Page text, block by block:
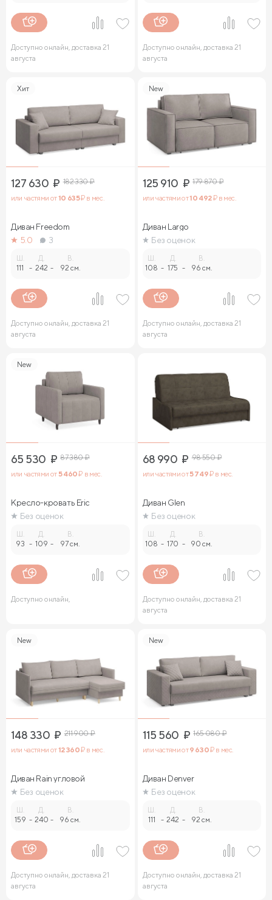
Доступно онлайн, доставка 21
августа
Доступно онлайн, доставка 21
августа
Хит
127 630 ₽ 182 330₽
или частями от10 635₽ в мес.
Диван Freedom
5.0
3
111 -
Д.
242 -
В.
92 см.
Доступно онлайн, доставка 21
августа
New
125 910 ₽ 179 870₽
или частями от10 492₽ в мес.
Диван Largo
Без оценок
108 -
Д.
175 -
В.
96 см.
Доступно онлайн, доставка 21
августа
New
65 530 ₽ 87 380₽
или частями от5 460₽ в мес.
Кресло-кровать Eric
Без оценок
93 -
Д.
109 -
В.
97 см.
Доступно онлайн,
68 990 ₽ 98 550₽
или частями от5 749₽ в мес.
Диван Glen
Без оценок
108 -
Д.
170 -
В.
90 см.
Доступно онлайн, доставка 21
августа
New
148 330 ₽ 211 900₽
или частями от12 360₽ в мес.
Диван Rain угловой
Без оценок
159 -
Д.
240 -
В.
96 см.
Доступно онлайн, доставка 21
августа
New
115 560 ₽ 165 080₽
или частями от9 630₽ в мес.
Диван Denver
Без оценок
111 -
Д.
242 -
В.
92 см.
Доступно онлайн, доставка 21
августа